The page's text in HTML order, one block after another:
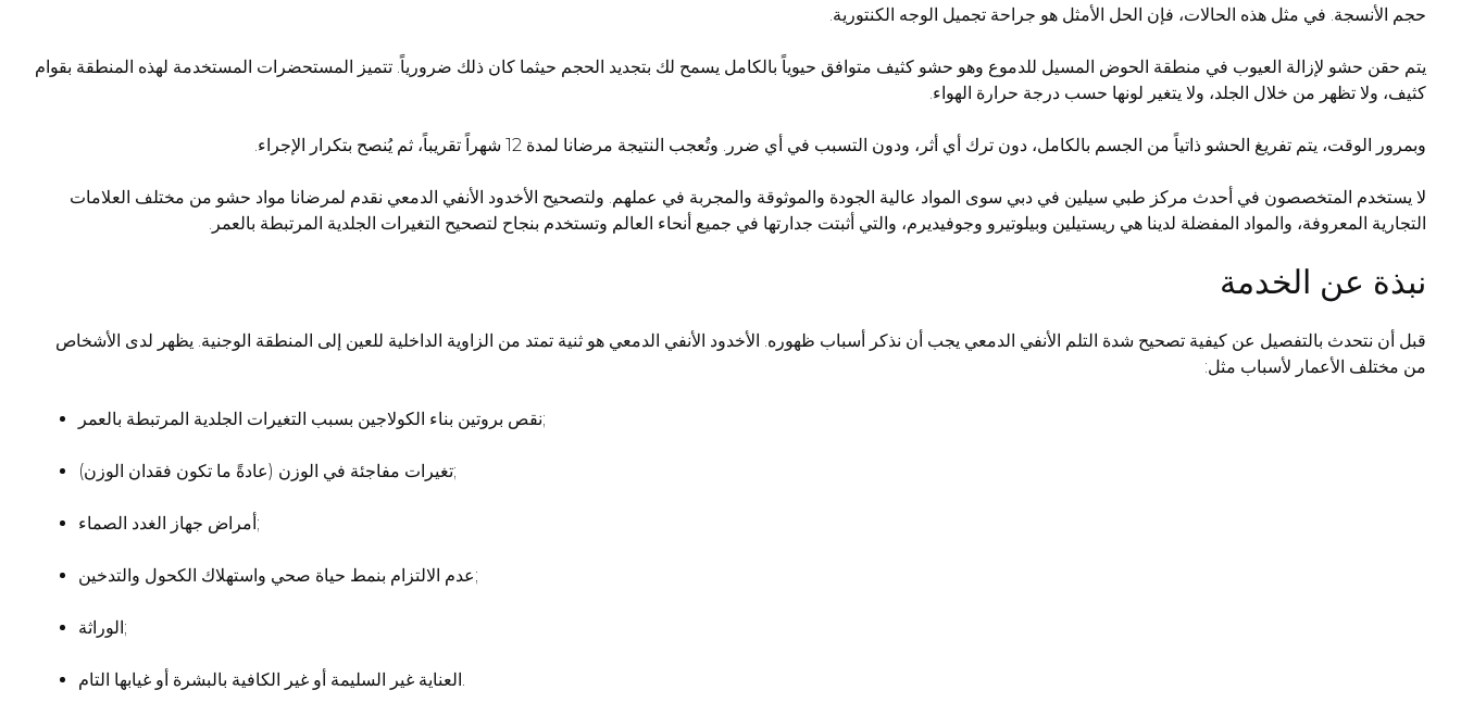
حجم الأنسجة. في مثل هذه الحالات، فإن الحل الأمثل هو جراحة تجميل الوجه الكنتورية.
يتم حقن حشو لإزالة العيوب في منطقة الحوض المسيل للدموع وهو حشو كثيف متوافق حيوياً بالكامل يسمح لك بتجديد الحجم حيثما كان ذلك ضرورياً. تتميز المستحضرات المستخدمة لهذه المنطقة بقوام
كثيف، ولا تظهر من خلال الجلد، ولا يتغير لونها حسب درجة حرارة الهواء.
وبمرور الوقت، يتم تفريغ الحشو ذاتياً من الجسم بالكامل، دون ترك أي أثر، ودون التسبب في أي ضرر. وتُعجب النتيجة مرضانا لمدة 12 شهراً تقريباً، ثم يُنصح بتكرار الإجراء.
لا يستخدم المتخصصون في أحدث مركز طبي سيلين في دبي سوى المواد عالية الجودة والموثوقة والمجربة في عملهم. ولتصحيح الأخدود الأنفي الدمعي نقدم لمرضانا مواد حشو من مختلف العلامات
التجارية المعروفة، والمواد المفضلة لدينا هي ريستيلين وبيلوتيرو وجوفيديرم، والتي أثبتت جدارتها في جميع أنحاء العالم وتستخدم بنجاح لتصحيح التغيرات الجلدية المرتبطة بالعمر.
نبذة عن الخدمة
قبل أن نتحدث بالتفصيل عن كيفية تصحيح شدة التلم الأنفي الدمعي يجب أن نذكر أسباب ظهوره. الأخدود الأنفي الدمعي هو ثنية تمتد من الزاوية الداخلية للعين إلى المنطقة الوجنية. يظهر لدى الأشخاص
من مختلف الأعمار لأسباب مثل:
نقص بروتين بناء الكولاجين بسبب التغيرات الجلدية المرتبطة بالعمر;
تغيرات مفاجئة في الوزن (عادةً ما تكون فقدان الوزن);
أمراض جهاز الغدد الصماء;
عدم الالتزام بنمط حياة صحي واستهلاك الكحول والتدخين;
الوراثة;
العناية غير السليمة أو غير الكافية بالبشرة أو غيابها التام.